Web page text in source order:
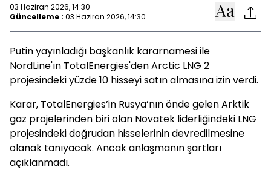
03 Haziran 2026, 14:30
Güncelleme : 03 Haziran 2026, 14:30
Putin yayınladığı başkanlık kararnamesi ile
NordLine'ın TotalEnergies'den Arctic LNG 2
projesindeki yüzde 10 hisseyi satın almasına izin verdi.
Karar, TotalEnergies’in Rusya’nın önde gelen Arktik
gaz projelerinden biri olan Novatek liderliğindeki LNG
projesindeki doğrudan hisselerinin devredilmesine
olanak tanıyacak. Ancak anlaşmanın şartları
açıklanmadı.